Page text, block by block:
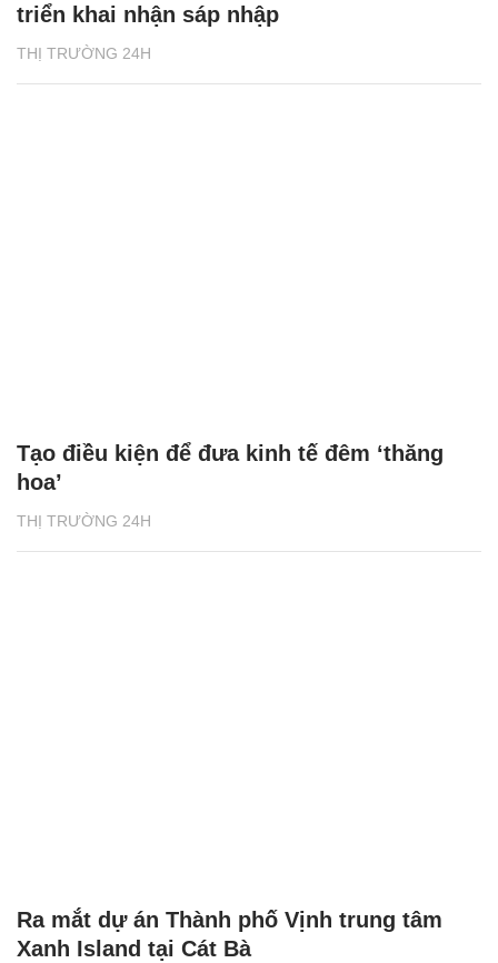
THỊ TRƯỜNG 24H
triển khai nhận sáp nhập
THỊ TRƯỜNG 24H
Tạo điều kiện để đưa kinh tế đêm ‘thăng
hoa’
Ra mắt dự án Thành phố Vịnh trung tâm
Xanh Island tại Cát Bà